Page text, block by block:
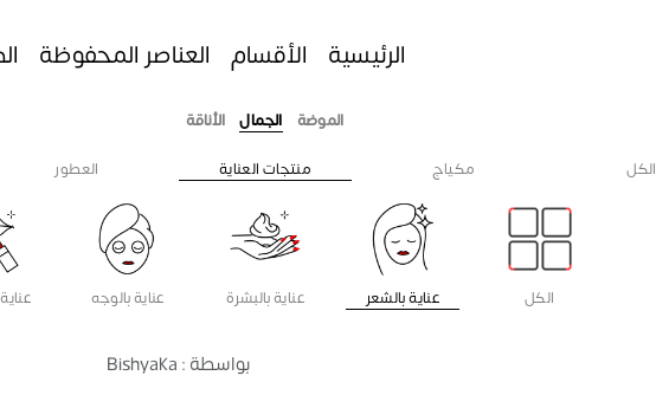
الرئيسية الأقسام العناصر المحفوظة
الموضة الجمال الأناقة
الكل
مكياج منتجات العناية العطور
الكل عناية بالشعر عناية بالبشرة عناية بالوجه
بواسطة : Bishyaka